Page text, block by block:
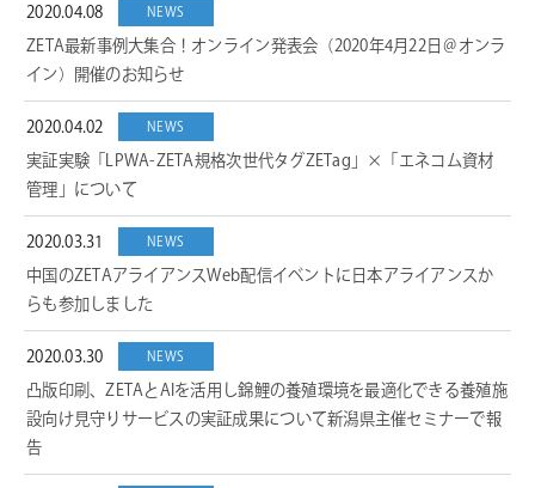
2020.04.08 NEWS
ZETA最新事例大集合！オンライン発表会（2020年4月22日＠オンラ
イン）開催のお知らせ
2020.04.02 NEWS
実証実験「LPWA-ZETA規格次世代タグZETag」×「エネコム資材
管理」について
2020.03.31 NEWS
中国のZETAアライアンスWeb配信イベントに日本アライアンスか
らも参加しました
2020.03.30 NEWS
凸版印刷、ZETAとAIを活用し錦鯉の養殖環境を最適化できる養殖施
設向け見守りサービスの実証成果について新潟県主催セミナーで報
告